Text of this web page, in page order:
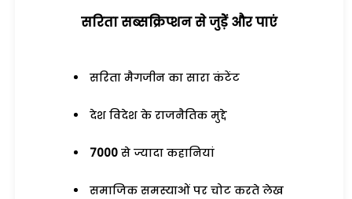
सरिता सब्सक्रिप्शन से जुड़ेें और पाएं
सरिता मैगजीन का सारा कंटेंट
देश विदेश के राजनैतिक मुद्दे
7000 से ज्यादा कहानियां
समाजिक समस्याओं पर चोट करते लेख